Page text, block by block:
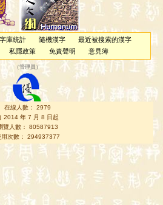
字庫統計 隨機漢字
最近被搜索的漢字
私隱政策 免責聲明 意見簿
（管理員 ）
在線人數： 2979
2014 年 7 月 8 日起
覽人數： 80587913
用次數： 294937377